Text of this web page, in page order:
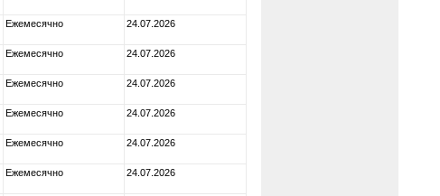
Ежемесячно 24.07.2026
Ежемесячно 24.07.2026
Ежемесячно 24.07.2026
Ежемесячно 24.07.2026
Ежемесячно 24.07.2026
Ежемесячно 24.07.2026